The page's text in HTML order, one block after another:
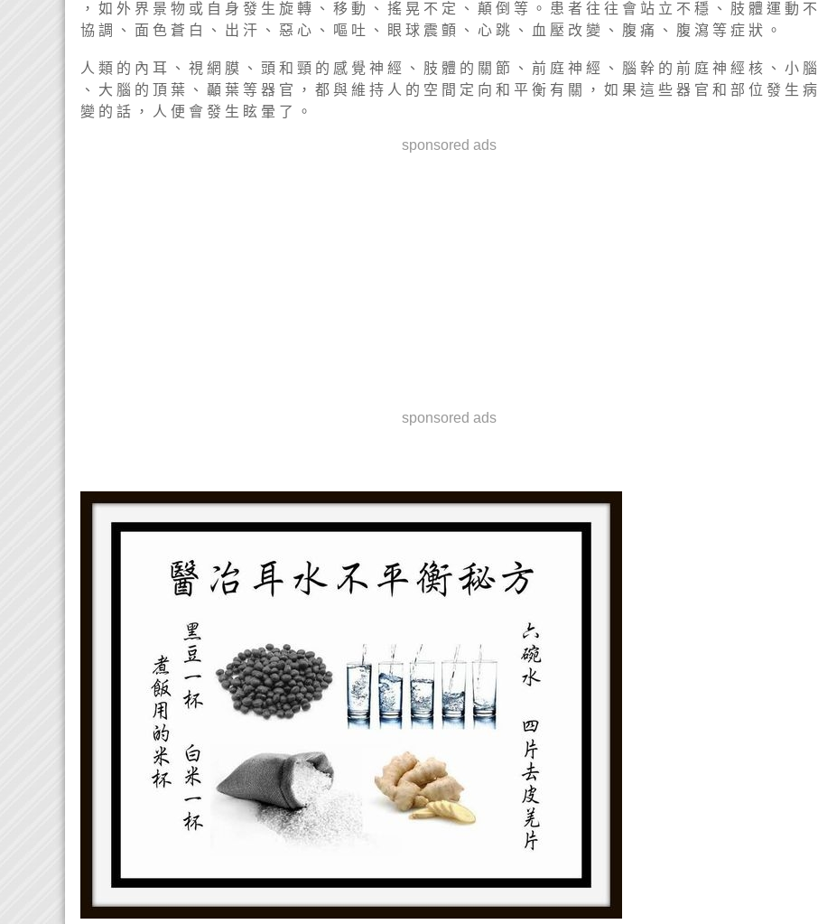
， 如 外 界 景 物 或 自 身 發 生 旋 轉 、 移 動 、 搖 晃 不 定 、 顛 倒 等 。 患 者 往 往 會 站 立 不 穩 、 肢 體 運 動 不
協 調 、 面 色 蒼 白 、 出 汗 、 惡 心 、 嘔 吐 、 眼 球 震 顫 、 心 跳 、 血 壓 改 變 、 腹 痛 、 腹 瀉 等 症 狀 。
人 類 的 內 耳 、 視 網 膜 、 頭 和 頸 的 感 覺 神 經 、 肢 體 的 關 節 、 前 庭 神 經 、 腦 幹 的 前 庭 神 經 核 、 小 腦
、 大 腦 的 頂 葉 、 顳 葉 等 器 官 ， 都 與 維 持 人 的 空 間 定 向 和 平 衡 有 關 ， 如 果 這 些 器 官 和 部 位 發 生 病
變 的 話 ， 人 便 會 發 生 眩 暈 了 。
sponsored ads
sponsored ads